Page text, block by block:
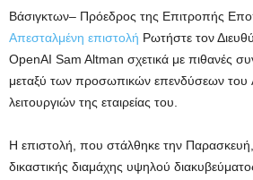
Βάσιγκτων– Πρόεδρος της Επιτροπής
Απεσταλμένη επιστολή Ρωτήστε τον
OpenAI Sam Altman σχετικά με πιθανές
μεταξύ των προσωπικών επενδύσεων του
λειτουργιών της εταιρείας του.
Η επιστολή, που στάλθηκε την Παρασκευή,
δικαστικής διαμάχης υψηλού